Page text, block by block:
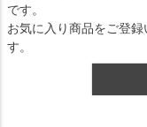
です。
お気に入り商品をご登
す。